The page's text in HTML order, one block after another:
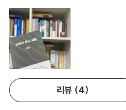
온유는 자기 힘을 빼는 것이다. 내
택하는 것. 내 뜻대로 되지 않아도
자유를 함부로 사용하지 않는 절
고, 말씀 앞에 잠시 멈춘다. 그럴
--- 「온유」 중에서
어디쯤 와 있는지, 얼마나 더 힘내
인 지혜를 제공합니다. 성품 계발
으로 전환시키는 실질적인 방법을
5. 위로와 희망의 메시지
자신의 성품이 좋지 않다고 자책
스도를 닮은 성품으로 자라갈 수
리뷰 4